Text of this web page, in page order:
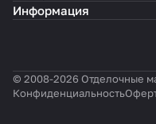
Информация
© 2008-2026 Отделочные
Конфиденциальность